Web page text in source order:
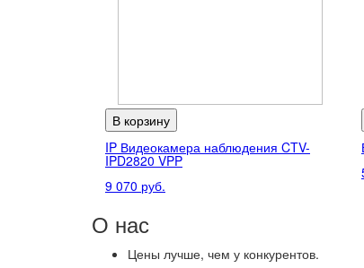
В корзину
IP Видеокамера наблюдения CTV-
IPD2820 VPP
9 070 руб.
О нас
Цены лучше, чем у конкурентов.